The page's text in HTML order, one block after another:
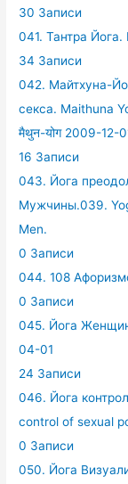
30 Записи
041. Тантра
34 Записи
042. Майтхуна-
секса. Maithuna
मैथुन-योग 2009-12-
16 Записи
043. Йога
Мужчины.039.
Men.
0 Записи
044. 108
0 Записи
045. Йога
04-01
24 Записи
046. Йога
control of sexual
0 Записи
050. Йога